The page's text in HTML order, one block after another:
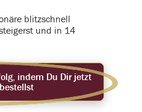
blitzschnell
und in 14
indem Du Dir jetzt